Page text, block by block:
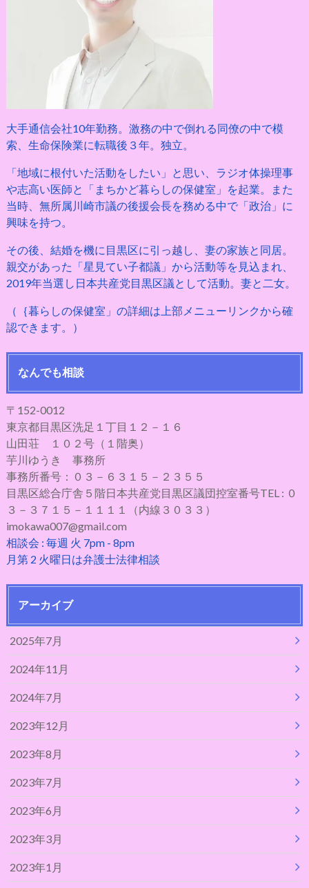
大手通信会社10年勤務。激務の中で倒れる同僚の中で模
索、生命保険業に転職後３年。独立。
「地域に根付いた活動をしたい」と思い、ラジオ体操理事
や志高い医師と「まちかど暮らしの保健室」を起業。また
当時、無所属川崎市議の後援会長を務める中で「政治」に
興味を持つ。
その後、結婚を機に目黒区に引っ越し、妻の家族と同居。
親交があった「星見てい子都議」から活動等を見込まれ、
2019年当選し日本共産党目黒区議として活動。妻と二女。
（｛暮らしの保健室」の詳細は上部メニューリンクから確
認できます。）
なんでも相談
〒152-0012
東京都目黒区洗足１丁目１２－１６
山田荘 １０２号（１階奥）
芋川ゆうき 事務所
事務所番号：０３－６３１５－２３５５
目黒区総合庁舎５階日本共産党目黒区議団控室番号TEL : ０
３－３７１５－１１１１（内線３０３３）
imokawa007@gmail.com
相談会 : 毎週 火 7pm - 8pm
月第 2 火曜日は弁護士法律相談
アーカイブ
2025年7月
2024年11月
2024年7月
2023年12月
2023年8月
2023年7月
2023年6月
2023年3月
2023年1月